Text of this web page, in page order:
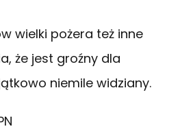
wielki pożera też inne
że jest groźny dla
niemile widziany.